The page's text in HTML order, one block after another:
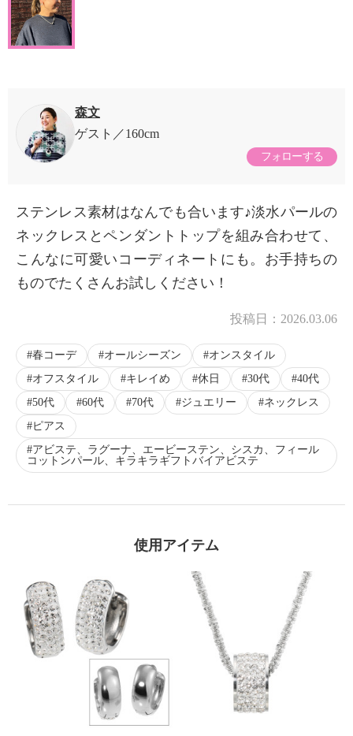
森文
ゲスト
160cm
フォローする
ステンレス素材はなんでも合います♪淡水パールの
ネックレスとペンダントトップを組み合わせて、
こんなに可愛いコーディネートにも。お手持ちの
ものでたくさんお試しください！
投稿日： 2026.03.06
春コーデ オールシーズン
オンスタイル
オフスタイル
キレイめ 休日 30代
40代
50代
60代 70代 ジュエリー
ネックレス
ピアス
アビステ、ラグーナ、エービーステン、シスカ、フィール
コットンパール、キラキラギフトバイアビステ
使用アイテム